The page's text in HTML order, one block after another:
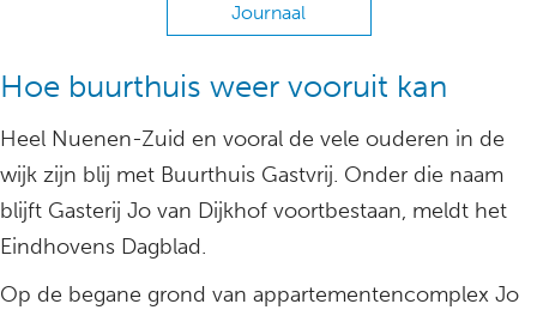
Journaal
Hoe buurthuis weer vooruit kan
Heel Nuenen-Zuid en vooral de vele ouderen in de
wijk zijn blij met Buurthuis Gastvrij. Onder die naam
blijft Gasterij Jo van Dijkhof voortbestaan, meldt het
Eindhovens Dagblad.
Op de begane grond van appartementencomplex Jo